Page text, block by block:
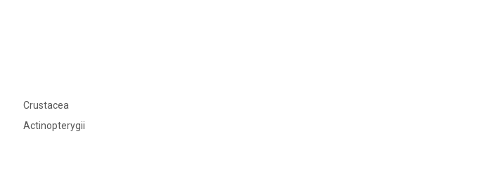
Crustacea
Actinopterygii